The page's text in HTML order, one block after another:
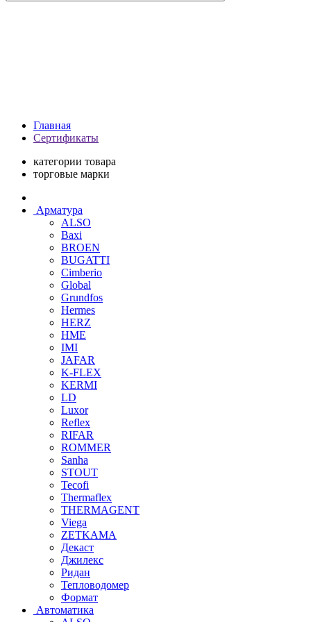
Главная
Сертификаты
категории товара
торговые марки
Арматура
ALSO
Baxi
BROEN
BUGATTI
Cimberio
Global
Grundfos
Hermes
HERZ
HME
IMI
JAFAR
K-FLEX
KERMI
LD
Luxor
Reflex
RIFAR
ROMMER
Sanha
STOUT
Tecofi
Thermaflex
THERMAGENT
Viega
ZETKAMA
Декаст
Джилекс
Ридан
Тепловодомер
Формат
Автоматика